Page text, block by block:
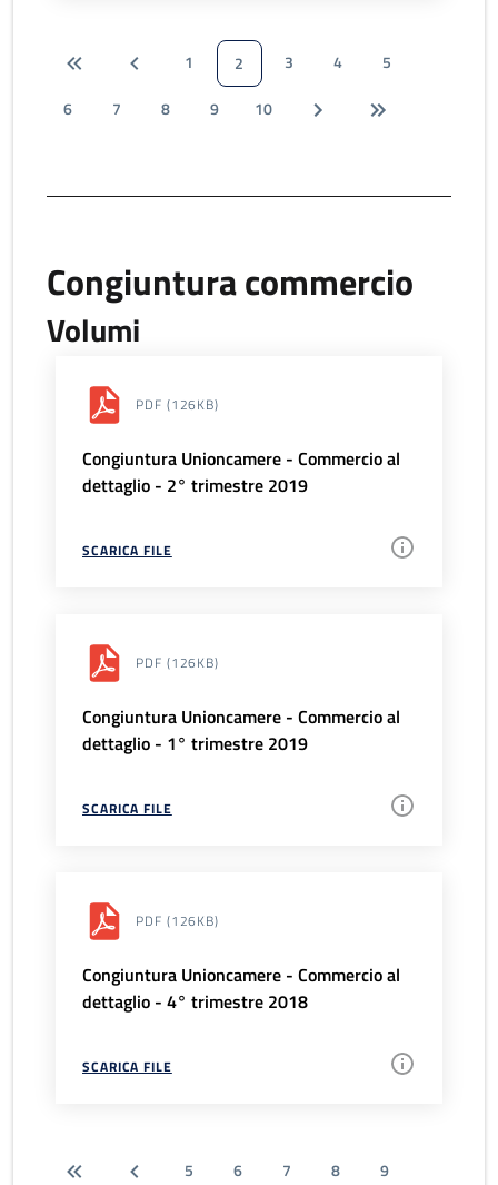
1 2 3 4
5
6
7 8 9 10
Congiuntura commercio
Volumi
PDF (126KB)
Congiuntura Unioncamere - Commercio al
dettaglio - 2° trimestre 2019
SCARICA FILE
PDF (126KB)
Congiuntura Unioncamere - Commercio al
dettaglio - 1° trimestre 2019
SCARICA FILE
PDF (126KB)
Congiuntura Unioncamere - Commercio al
dettaglio - 4° trimestre 2018
SCARICA FILE
5 6 7 8
9